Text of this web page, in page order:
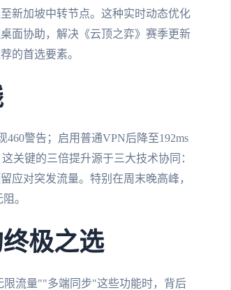
新加坡中转节点。这种实时动态优化
面协助，解决《云顶之弈》赛季更新
的首选要素。
警告；启用普通VPN后降至192ms
关键的三倍提升源于三大技术协同：
应对突发流量。特别在周末晚高峰，
。
极之选
流量""多端同步"这些功能时，背后